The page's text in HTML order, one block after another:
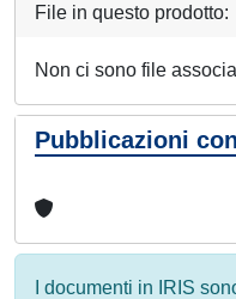
File in questo prodotto:
Non ci sono file
Pubblicazioni
I documenti in IRIS